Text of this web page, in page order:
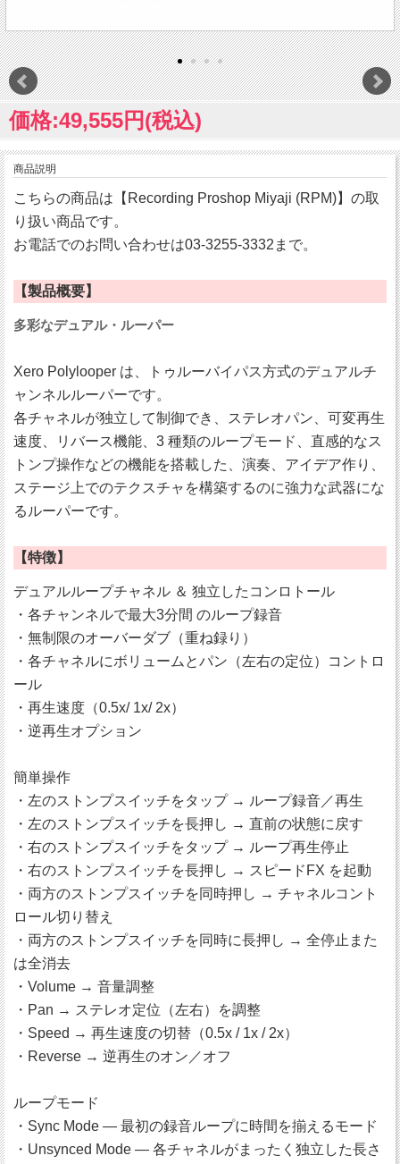
価格:49,555円(税込)
商品説明
こちらの商品は【Recording Proshop Miyaji (RPM)】の取
り扱い商品です。
お電話でのお問い合わせは03-3255-3332まで。
【製品概要】
多彩なデュアル・ルーパー
Xero Polylooper は、トゥルーバイパス方式のデュアルチ
ャンネルルーパーです。
各チャネルが独立して制御でき、ステレオパン、可変再生
速度、リバース機能、3 種類のループモード、直感的なス
トンプ操作などの機能を搭載した、演奏、アイデア作り、
ステージ上でのテクスチャを構築するのに強力な武器にな
るルーパーです。
【特徴】
デュアルループチャネル ＆ 独立したコンロトール
・各チャンネルで最大3分間 のループ録音
・無制限のオーバーダブ（重ね録り）
・各チャネルにボリュームとパン（左右の定位）コントロ
ール
・再生速度（0.5x/ 1x/ 2x）
・逆再生オプション
簡単操作
・左のストンプスイッチをタップ → ループ録音／再生
・左のストンプスイッチを長押し → 直前の状態に戻す
・右のストンプスイッチをタップ → ループ再生停止
・右のストンプスイッチを長押し → スピードFX を起動
・両方のストンプスイッチを同時押し → チャネルコント
ロール切り替え
・両方のストンプスイッチを同時に長押し → 全停止また
は全消去
・Volume → 音量調整
・Pan → ステレオ定位（左右）を調整
・Speed → 再生速度の切替（0.5x / 1x / 2x）
・Reverse → 逆再生のオン／オフ
ループモード
・Sync Mode ― 最初の録音ループに時間を揃えるモード
・Unsynced Mode ― 各チャネルがまったく独立した長さ